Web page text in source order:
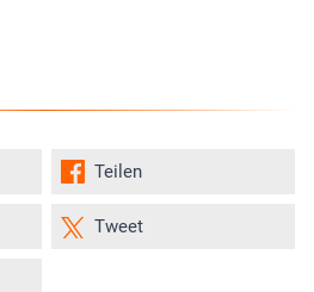
Teilen
Tweet